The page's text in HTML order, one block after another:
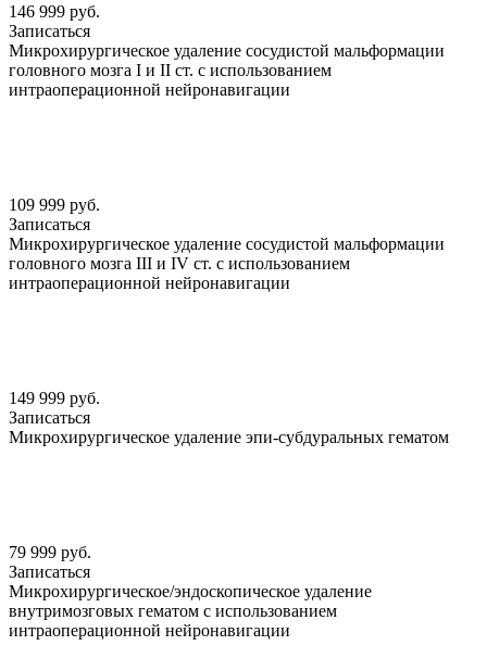
146 999 руб.
Записаться
Микрохирургическое удаление сосудистой мальформации
головного мозга I и II ст. с использованием
интраоперационной нейронавигации
109 999 руб.
Записаться
Микрохирургическое удаление сосудистой мальформации
головного мозга III и IV ст. с использованием
интраоперационной нейронавигации
149 999 руб.
Записаться
Микрохирургическое удаление эпи-субдуральных гематом
79 999 руб.
Записаться
Микрохирургическое/эндоскопическое удаление
внутримозговых гематом с использованием
интраоперационной нейронавигации